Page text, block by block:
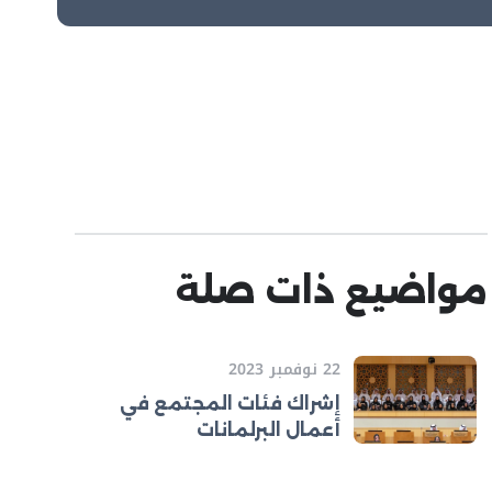
مواضيع ذات صلة
22 نوفمبر 2023
إشراك فئات المجتمع في
أعمال البرلمانات